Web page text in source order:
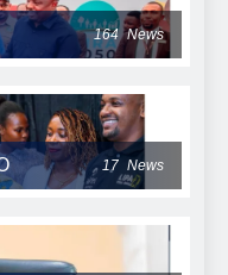
164 News
17 News